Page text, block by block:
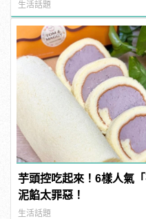
manfashion這樣變型男
生活話題
芋頭控吃起來！6樣人氣
泥餡太罪惡！
生活話題